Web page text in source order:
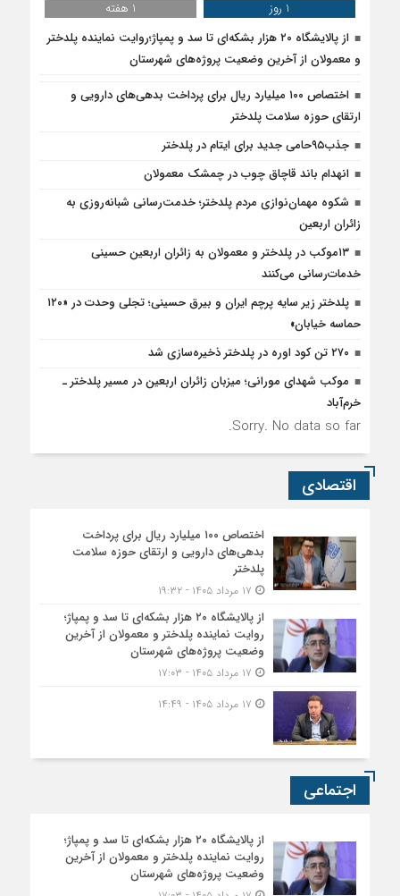
1 روز
1 هفته
از پالایشگاه ۲۰ هزار بشکه‌ای تا سد و پمپاژ؛روایت نماینده پلدختر
و معمولان از آخرین وضعیت پروژه‌های شهرستان
اختصاص ۱۰۰ میلیارد ریال برای پرداخت بدهی‌های دارویی و
ارتقای حوزه سلامت پلدختر
جذب۹۵حامی جدید برای ایتام در پلدختر
انهدام باند قاچاق چوب در چمشک معمولان
شکوه مهمان‌نوازی مردم پلدختر؛ خدمت‌رسانی شبانه‌روزی به
زائران اربعین
۱۳موکب در پلدختر و معمولان به زائران اربعین حسینی
خدمات‌رسانی می‌کنند
پلدختر زیر سایه پرچم ایران و بیرق حسینی؛ تجلی وحدت در «۱۲۰
حماسه خیابان»
۲۷۰ تن کود اوره در پلدختر ذخیره‌سازی شد
موکب شهدای مورانی؛ میزبان زائران اربعین در مسیر پلدختر ـ
خرم‌آباد
Sorry. No data so far.
اقتصادی
اختصاص ۱۰۰ میلیارد ریال برای پرداخت
بدهی‌های دارویی و ارتقای حوزه سلامت
پلدختر
از پالایشگاه ۲۰ هزار بشکه‌ای تا سد و پمپاژ؛
روایت نماینده پلدختر و معمولان از آخرین
وضعیت پروژه‌های شهرستان
اجتماعی
از پالایشگاه ۲۰ هزار بشکه‌ای تا سد و پمپاژ؛
روایت نماینده پلدختر و معمولان از آخرین
وضعیت پروژه‌های شهرستان